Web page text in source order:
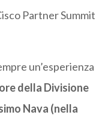
Partner Summit
un’esperienza
della Divisione
Nava (nella